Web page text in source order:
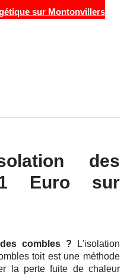
sur Montonvillers
des
Euro sur
combles ? L'isolation
toit est une méthode
la perte fuite de chaleur